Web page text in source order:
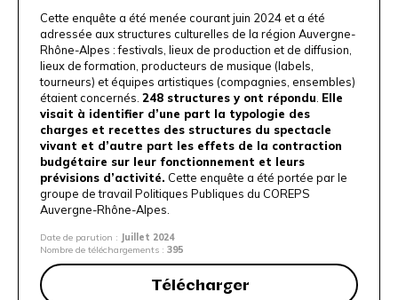
Cette enquête a été menée courant juin 2024 et a été
adressée aux structures culturelles de la région Auvergne-
Rhône-Alpes : festivals, lieux de production et de diffusion,
lieux de formation, producteurs de musique (labels,
tourneurs) et équipes artistiques (compagnies, ensembles)
étaient concernés. 248 structures y ont répondu. Elle
visait à identifier d’une part la typologie des
charges et recettes des structures du spectacle
vivant et d’autre part les effets de la contraction
budgétaire sur leur fonctionnement et leurs
prévisions d’activité. Cette enquête a été portée par le
groupe de travail Politiques Publiques du COREPS
Auvergne-Rhône-Alpes.
Date de parution :
Juillet 2024
Nombre de téléchargements : 395
Télécharger